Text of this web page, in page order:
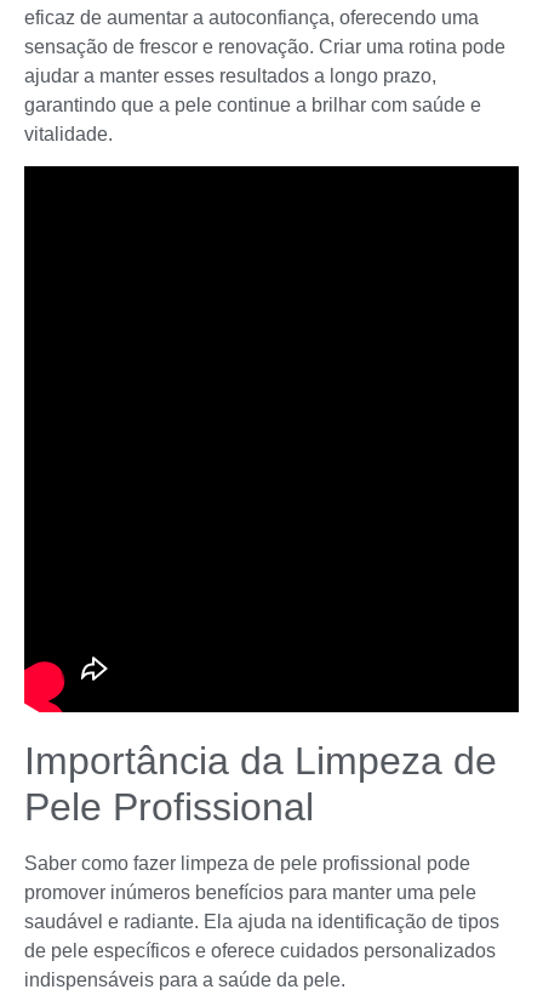
eficaz de aumentar a autoconfiança, oferecendo uma
sensação de frescor e renovação. Criar uma rotina pode
ajudar a manter esses resultados a longo prazo,
garantindo que a pele continue a brilhar com saúde e
vitalidade.
Importância da Limpeza de
Pele Profissional
Saber como fazer limpeza de pele profissional pode
promover inúmeros benefícios para manter uma pele
saudável e radiante. Ela ajuda na identificação de tipos
de pele específicos e oferece cuidados personalizados
indispensáveis para a saúde da pele.